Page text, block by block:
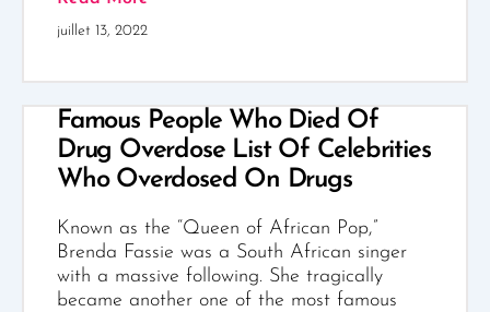
juillet 13, 2022
Famous People Who Died Of
Drug Overdose List Of Celebrities
Who Overdosed On Drugs
Known as the “Queen of African Pop,”
Brenda Fassie was a South African singer
with a massive following. She tragically
became another one of the most famous